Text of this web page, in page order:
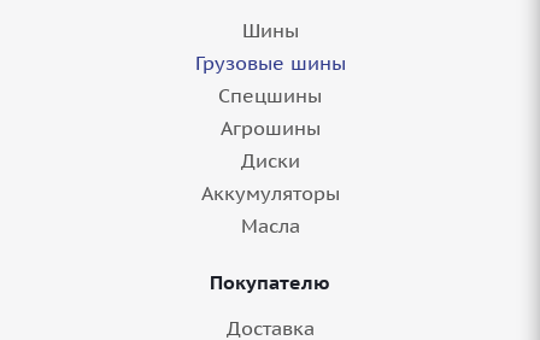
Шины
Грузовые шины
Спецшины
Агрошины
Диски
Аккумуляторы
Масла
Покупателю
Доставка